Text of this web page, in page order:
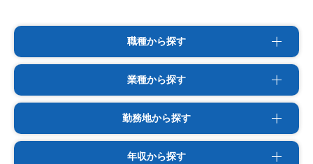
職種から探す
業種から探す
勤務地から探す
年収から探す